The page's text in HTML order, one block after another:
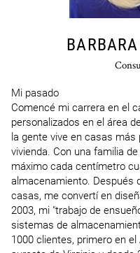
Mi pasado
Comencé mi carrera en el
personalizados en el área
la gente vive en casas
vivienda. Con una familia
máximo cada centímetro
almacenamiento. Después
casas, me convertí en
2003, mi "trabajo de
sistemas de
1000 clientes, primero en el